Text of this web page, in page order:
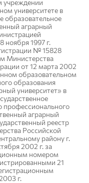
учреждении
университете в
образовательное
аграрный
ноября 1997 г.
№ 15828
Министерства
от 12 марта 2002
образовательном
образования
университет» в
профессионального
аграрный
реестр
Российской
району г.
2002 г. за
номером
21
г.